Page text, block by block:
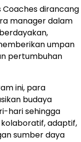
Coaches dirancang
manager dalam
umpan
pertumbuhan
ini, para
budaya
hari sehingga
adaptif,
sumber daya